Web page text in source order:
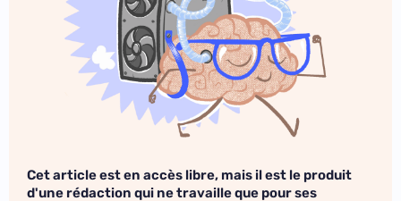
Cet article est en accès libre, mais il est le produit
d'une rédaction qui ne travaille que pour ses